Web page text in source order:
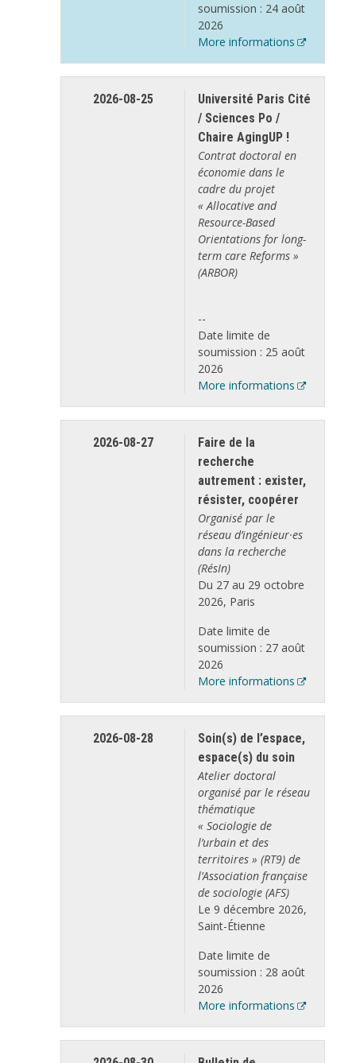
soumission : 24 août
2026
More informations
2026-08-25
Université Paris Cité
/ Sciences Po /
Chaire AgingUP !
Contrat doctoral en
économie dans le
cadre du projet
« Allocative and
Resource-Based
Orientations for long-
term care Reforms »
(ARBOR)
--
Date limite de
soumission : 25 août
2026
More informations
2026-08-27
Faire de la
recherche
autrement : exister,
résister, coopérer
Organisé par le
réseau d’ingénieur·es
dans la recherche
(RésIn)
Du 27 au 29 octobre
2026, Paris
Date limite de
soumission : 27 août
2026
More informations
2026-08-28
Soin(s) de l’espace,
espace(s) du soin
Atelier doctoral
organisé par le réseau
thématique
« Sociologie de
l’urbain et des
territoires » (RT9) de
l’Association française
de sociologie (AFS)
Le 9 décembre 2026,
Saint-Étienne
Date limite de
soumission : 28 août
2026
More informations